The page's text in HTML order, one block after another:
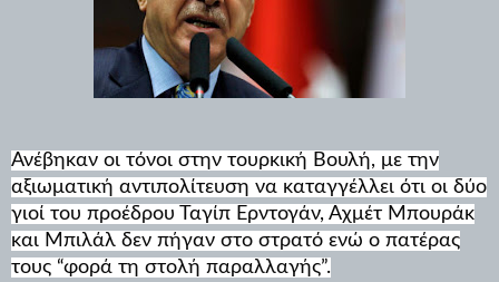
Ανέβηκαν οι τόνοι στην τουρκική Βουλή, με την
αξιωματική αντιπολίτευση να καταγγέλλει ότι οι δύο
γιοί του προέδρου Ταγίπ Ερντογάν, Αχμέτ Μπουράκ
και Μπιλάλ δεν πήγαν στο στρατό ενώ ο πατέρας
τους “φορά τη στολή παραλλαγής”.